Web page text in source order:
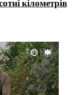
кілометрів